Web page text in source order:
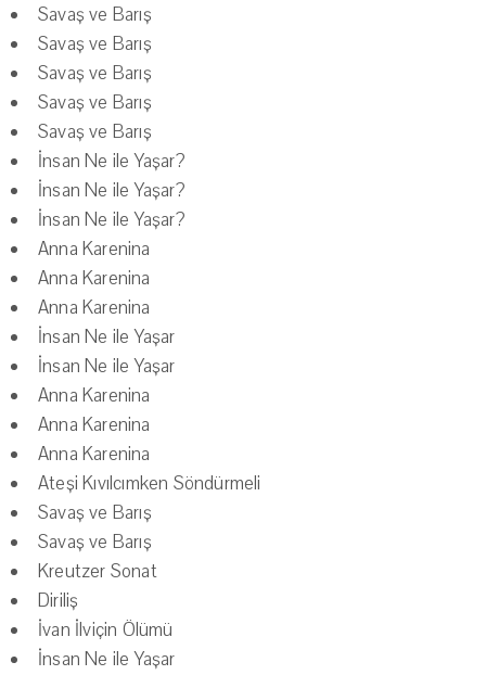
Savaş ve Barış
Savaş ve Barış
Savaş ve Barış
Savaş ve Barış
Savaş ve Barış
İnsan Ne ile Yaşar?
İnsan Ne ile Yaşar?
İnsan Ne ile Yaşar?
Anna Karenina
Anna Karenina
Anna Karenina
İnsan Ne ile Yaşar
İnsan Ne ile Yaşar
Anna Karenina
Anna Karenina
Anna Karenina
Ateşi Kıvılcımken Söndürmeli
Savaş ve Barış
Savaş ve Barış
Kreutzer Sonat
Diriliş
İvan İlviçin Ölümü
İnsan Ne ile Yaşar